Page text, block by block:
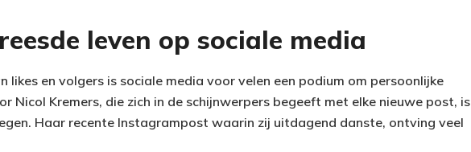
leven op sociale media
likes en volgers is sociale media voor velen een podium om persoonlijke
Nicol Kremers, die zich in de schijnwerpers begeeft met elke nieuwe post, is
Haar recente Instagrampost waarin zij uitdagend danste, ontving veel